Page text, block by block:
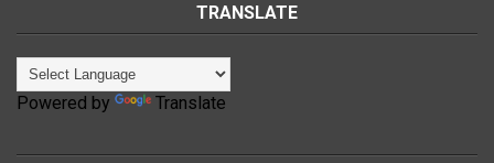
TRANSLATE
Powered by Translate